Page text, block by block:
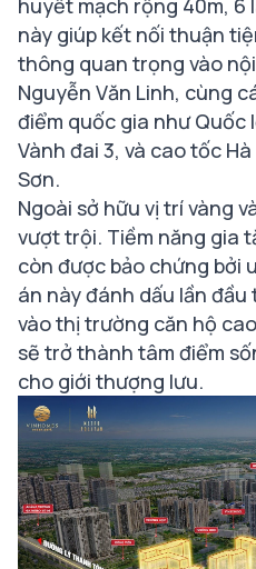
huyết mạch rộng 40m, 6
này giúp kết nối thuận
thông quan trọng vào
Nguyễn Văn Linh, cùng
điểm quốc gia như Quốc
Vành đai 3, và cao tốc
Sơn.
Ngoài sở hữu vị trí vàng
vượt trội. Tiềm năng gia
còn được bảo chứng bởi
án này đánh dấu lần
vào thị trường căn hộ
sẽ trở thành tâm điểm
cho giới thượng lưu.